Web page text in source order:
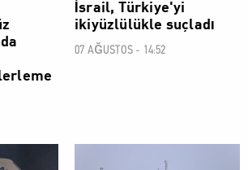
İsrail, Türkiye'yi
ikiyüzlülükle suçladı
07 AĞUSTOS - 14:52